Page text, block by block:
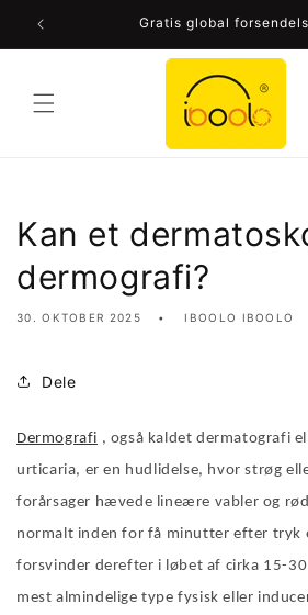
Gå til
Gratis global
Kan et
dermografi?
30. OKTOBER 2025 IBOOLO IBOOLO
Dele
Dermografi , også kaldet dermatografi
urticaria, er en hudlidelse, hvor strøg
forårsager hævede lineære vabler og
normalt inden for få minutter efter tryk
forsvinder derefter i løbet af cirka 15-30
mest almindelige type fysisk eller